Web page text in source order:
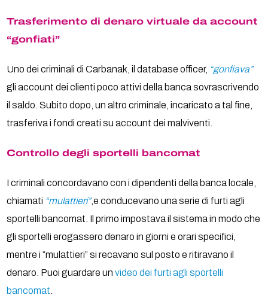
Trasferimento di denaro virtuale da account
“gonfiati”
Uno dei criminali di Carbanak, il database officer, “gonfiava”
gli account dei clienti poco attivi della banca sovrascrivendo
il saldo. Subito dopo, un altro criminale, incaricato a tal fine,
trasferiva i fondi creati su account dei malviventi.
Controllo degli sportelli bancomat
I criminali concordavano con i dipendenti della banca locale,
chiamati “mulattieri”,e conducevano una serie di furti agli
sportelli bancomat. Il primo impostava il sistema in modo che
gli sportelli erogassero denaro in giorni e orari specifici,
mentre i “mulattieri” si recavano sul posto e ritiravano il
denaro. Puoi guardare unvideo dei furti agli sportelli
bancomat